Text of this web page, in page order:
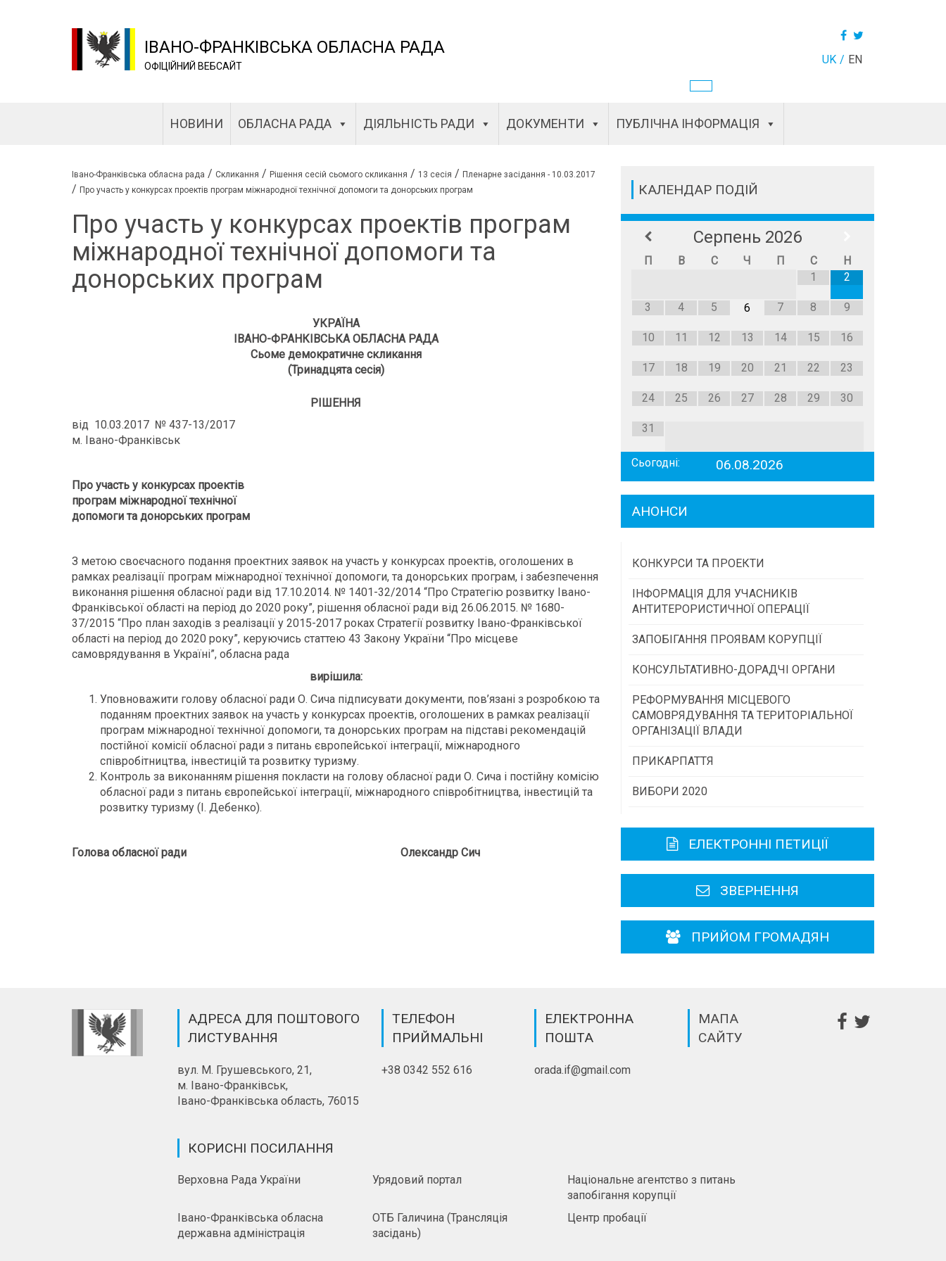
ІВАНО-ФРАНКІВСЬКА ОБЛАСНА РАДА
ОФІЦІЙНИЙ ВЕБСАЙТ UK EN
НОВИНИ ОБЛАСНА РАДА ДІЯЛЬНІСТЬ РАДИ ДОКУМЕНТИ ПУБЛІЧНА ІНФОРМАЦІЯ
Івано-Франківська обласна рада / Скликання / Рішення сесій сьомого скликання / 13 сесія / Пленарне засідання - 10.03.2017
/ Про участь у конкурсах проектів програм міжнародної технічної допомоги та донорських програм
Про участь у конкурсах проектів програм
міжнародної технічної допомоги та
донорських програм
УКРАЇНА
ІВАНО-ФРАНКІВСЬКА ОБЛАСНА РАДА
Сьоме демократичне скликання
(Тринадцята сесія)
РІШЕННЯ
від 10.03.2017 № 437-13/2017
м. Івано-Франківськ
Про участь у конкурсах проектів
програм міжнародної технічної
допомоги та донорських програм
З метою своєчасного подання проектних заявок на участь у конкурсах проектів, оголошених в
рамках реалізації програм міжнародної технічної допомоги, та донорських програм, і забезпечення
виконання рішення обласної ради від 17.10.2014. № 1401-32/2014 “Про Стратегію розвитку Івано-
Франківської області на період до 2020 року”, рішення обласної ради від 26.06.2015. № 1680-
37/2015 “Про план заходів з реалізації у 2015-2017 роках Стратегії розвитку Івано-Франківської
області на період до 2020 року”, керуючись статтею 43 Закону України “Про місцеве
самоврядування в Україні”, обласна рада
вирішила:
Уповноважити голову обласної ради О. Сича підписувати документи, пов’язані з розробкою та
поданням проектних заявок на участь у конкурсах проектів, оголошених в рамках реалізації
програм міжнародної технічної допомоги, та донорських програм на підставі рекомендацій
постійної комісії обласної ради з питань європейської інтеграції, міжнародного
співробітництва, інвестицій та розвитку туризму.
Контроль за виконанням рішення покласти на голову обласної ради О. Сича і постійну комісію
обласної ради з питань європейської інтеграції, міжнародного співробітництва, інвестицій та
розвитку туризму (І. Дебенко).
Голова обласної ради Олександр Сич
КАЛЕНДАР ПОДІЙ
Серпень 2026
П В С Ч П С
Н
1
2
3 4 5 6 7 8 9
10 11 12 13 14 15 16
17 18 19 20 21 22 23
24 25 26 27 28 29 30
31
Сьогодні: 06.08.2026
АНОНСИ
КОНКУРСИ ТА ПРОЕКТИ
Конкурс проектів та програм місцевого
самоврядування
суспільства
Програми/конкурси МТД
ІНФОРМАЦІЯ ДЛЯ УЧАСНИКІВ
АНТИТЕРОРИСТИЧНОЇ ОПЕРАЦІЇ
ЗАПОБІГАННЯ ПРОЯВАМ КОРУПЦІЇ
КОНСУЛЬТАТИВНО-ДОРАДЧІ ОРГАНИ
Консультативна рада
РЕФОРМУВАННЯ МІСЦЕВОГО
САМОВРЯДУВАННЯ ТА ТЕРИТОРІАЛЬНОЇ
ОРГАНІЗАЦІЇ ВЛАДИ
ПРИКАРПАТТЯ
Історична довідка
Карта області
Районні, міські ради
ВИБОРИ 2020
ЕЛЕКТРОННІ ПЕТИЦІЇ
ЗВЕРНЕННЯ
ПРИЙОМ ГРОМАДЯН
АДРЕСА ДЛЯ ПОШТОВОГО
ЛИСТУВАННЯ
вул. М. Грушевського, 21,
м. Івано-Франківськ,
Івано-Франківська область, 76015
ТЕЛЕФОН
ПРИЙМАЛЬНІ
+38 0342 552 616
ЕЛЕКТРОННА
ПОШТА
orada.if@gmail.com
МАПА
САЙТУ
КОРИСНІ ПОСИЛАННЯ
Верховна Рада України Урядовий портал
Національне агентство з питань
запобігання корупції
Івано-Франківська обласна
державна адміністрація
ОТБ Галичина (Трансляція
засідань)
Центр пробації